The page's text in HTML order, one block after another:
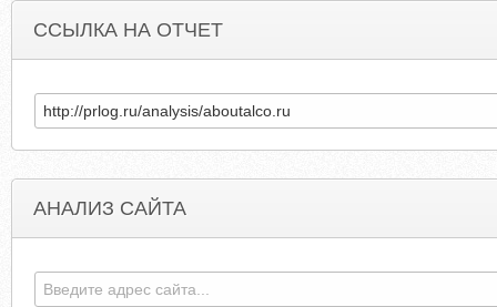
ССЫЛКА НА ОТЧЕТ
АНАЛИЗ САЙТА